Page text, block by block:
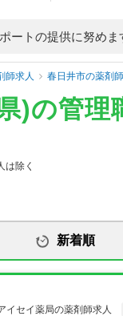
ートの提供に努めま
師求人 春日井市の薬剤
)の管理
は除く
新着順
セイ薬局の薬剤師求人